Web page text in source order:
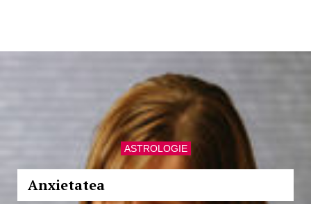
ASTROLOGIE
Anxietatea